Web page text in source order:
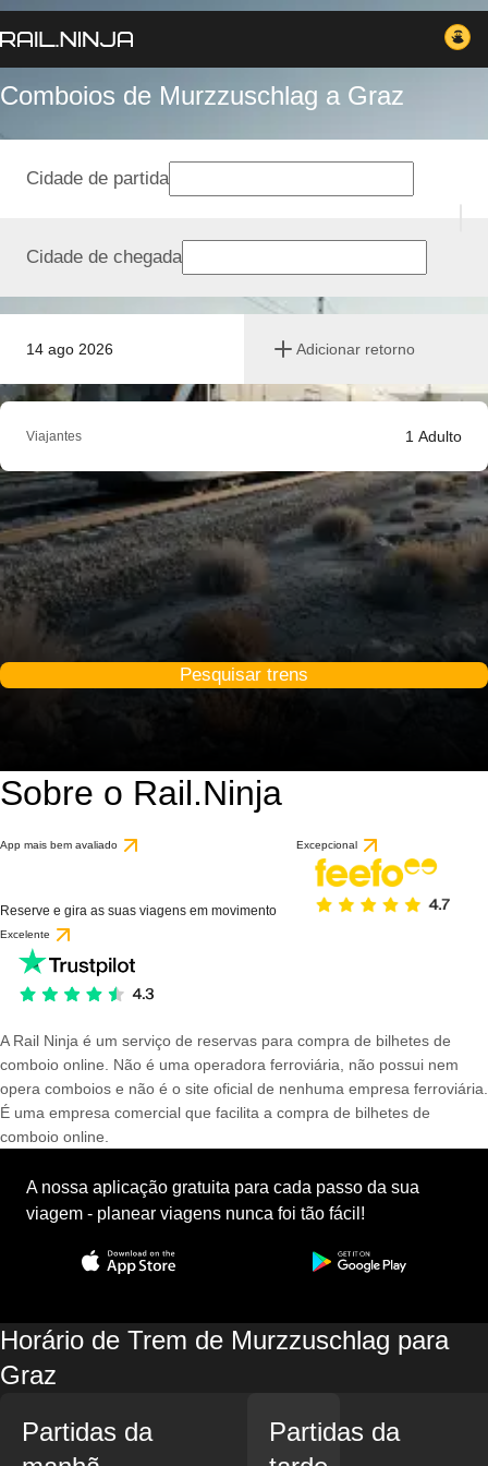
Comboios de Murzzuschlag a Graz
14 ago 2026 Adicionar retorno
Cidade de partida
Cidade de chegada
Viajantes 1 Adulto
Pesquisar trens
Sobre o Rail.Ninja
App mais bem avaliado
Reserve e gira as suas viagens em movimento
Excepcional
Excelente
A Rail Ninja é um serviço de reservas para compra de bilhetes de
comboio online. Não é uma operadora ferroviária, não possui nem
opera comboios e não é o site oficial de nenhuma empresa ferroviária.
É uma empresa comercial que facilita a compra de bilhetes de
comboio online.
A nossa aplicação gratuita para cada passo da sua
viagem - planear viagens nunca foi tão fácil!
Horário de Trem de Murzzuschlag para
Graz
Partidas da
Partidas da